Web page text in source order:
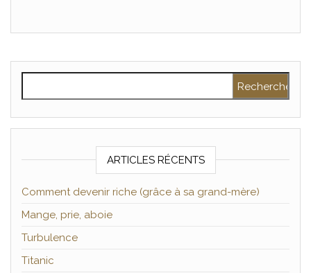
ARTICLES RÉCENTS
Comment devenir riche (grâce à sa grand-mère)
Mange, prie, aboie
Turbulence
Titanic